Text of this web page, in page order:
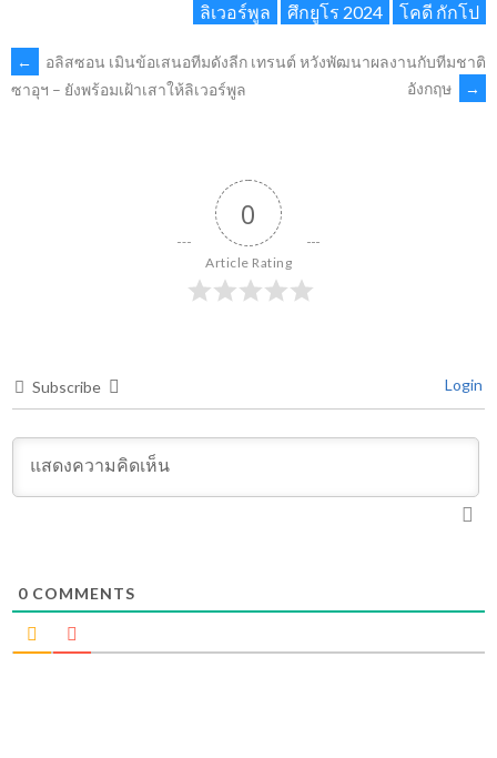
ลิเวอร์พูล ศึกยูโร 2024 โคดี กักโป
POST
←
อลิสซอน เมินข้อเสนอทีมดังลีก
ซาอุฯ – ยังพร้อมเฝ้าเสาให้ลิเวอร์พูล
เทรนต์ หวังพัฒนาผลงานกับทีมชาติ
อังกฤษ
→
0
Article Rating
Subscribe Login
0 COMMENTS